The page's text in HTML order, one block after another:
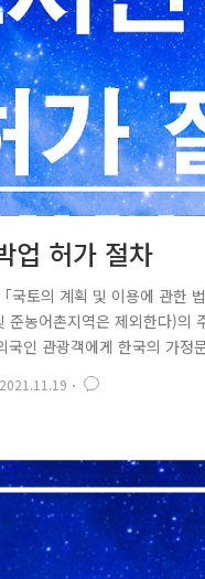
업 허가 절차
국토의 계획 및 이용에 관한
준농어촌지역은 제외한다)의
국인 관광객에게 한국의 가정
도시재생 활성화 및 지원에
따른 마을기업이 외국인 관
2021.11.19